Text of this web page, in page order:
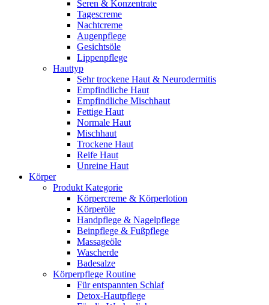
Seren & Konzentrate
Tagescreme
Nachtcreme
Augenpflege
Gesichtsöle
Lippenpflege
Hauttyp
Sehr trockene Haut & Neurodermitis
Empfindliche Haut
Empfindliche Mischhaut
Fettige Haut
Normale Haut
Mischhaut
Trockene Haut
Reife Haut
Unreine Haut
Körper
Produkt Kategorie
Körpercreme & Körperlotion
Körperöle
Handpflege & Nagelpflege
Beinpflege & Fußpflege
Massageöle
Wascherde
Badesalze
Körperpflege Routine
Für entspannten Schlaf
Detox-Hautpflege